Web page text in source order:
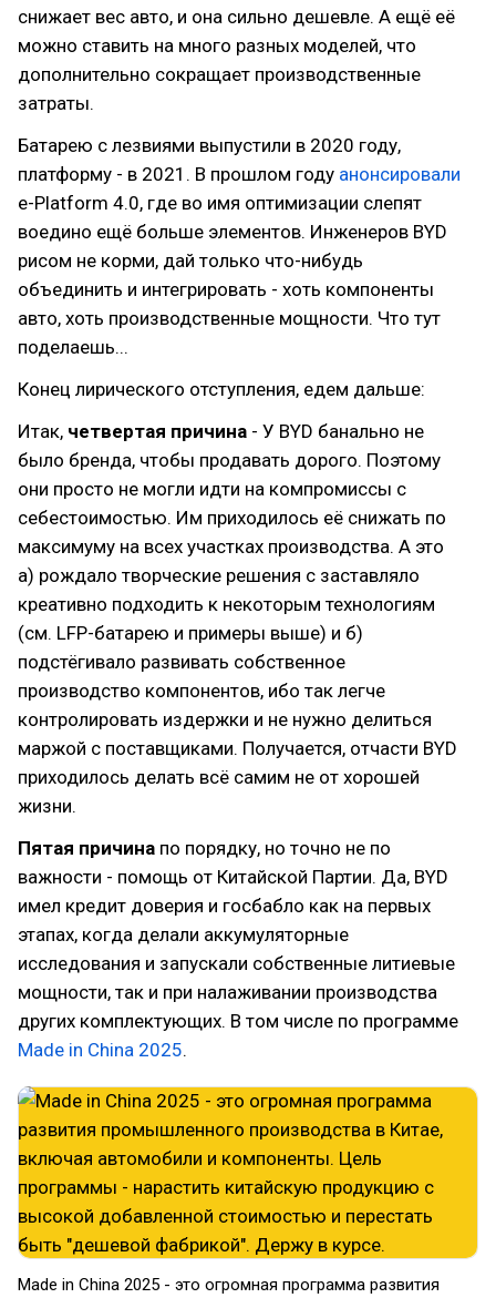
снижает вес авто, и она сильно дешевле. А ещё её
можно ставить на много разных моделей, что
дополнительно сокращает производственные
затраты.
Батарею с лезвиями выпустили в 2020 году,
платформу - в 2021. В прошлом году анонсировали
e-Platform 4.0, где во имя оптимизации слепят
воедино ещё больше элементов. Инженеров BYD
рисом не корми, дай только что-нибудь
объединить и интегрировать - хоть компоненты
авто, хоть производственные мощности. Что тут
поделаешь...
Конец лирического отступления, едем дальше:
Итак, четвертая причина - У BYD банально не
было бренда, чтобы продавать дорого. Поэтому
они просто не могли идти на компромиссы с
себестоимостью. Им приходилось её снижать по
максимуму на всех участках производства. А это
а) рождало творческие решения с заставляло
креативно подходить к некоторым технологиям
(см. LFP-батарею и примеры выше) и б)
подстёгивало развивать собственное
производство компонентов, ибо так легче
контролировать издержки и не нужно делиться
маржой с поставщиками. Получается, отчасти BYD
приходилось делать всё самим не от хорошей
жизни.
Пятая причина по порядку, но точно не по
важности - помощь от Китайской Партии. Да, BYD
имел кредит доверия и госбабло как на первых
этапах, когда делали аккумуляторные
исследования и запускали собственные литиевые
мощности, так и при налаживании производства
других комплектующих. В том числе по программе
Made in China 2025.
Made in China 2025 - это огромная программа развития